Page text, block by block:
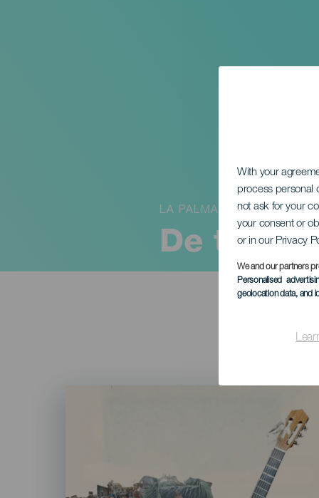
With your
process personal
not ask for your
your consent or
or in our Privacy
We and our partners
Personalised
geolocation data, and
De
LA PALMA